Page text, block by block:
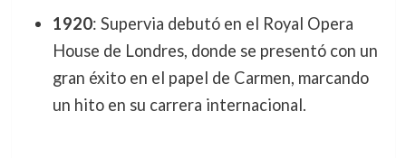
1920: Supervia debutó en el Royal Opera
House de Londres, donde se presentó con un
gran éxito en el papel de Carmen, marcando
un hito en su carrera internacional.